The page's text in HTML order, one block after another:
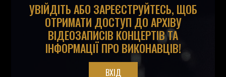
УВІЙДІТЬ АБО ЗАРЕЄСТРУЙТЕСЬ, ЩОБ
ОТРИМАТИ ДОСТУП ДО АРХІВУ
ВІДЕОЗАПИСІВ КОНЦЕРТІВ ТА
ІНФОРМАЦІЇ ПРО ВИКОНАВЦІВ!
ВХІД